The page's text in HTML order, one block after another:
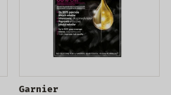
Garnier